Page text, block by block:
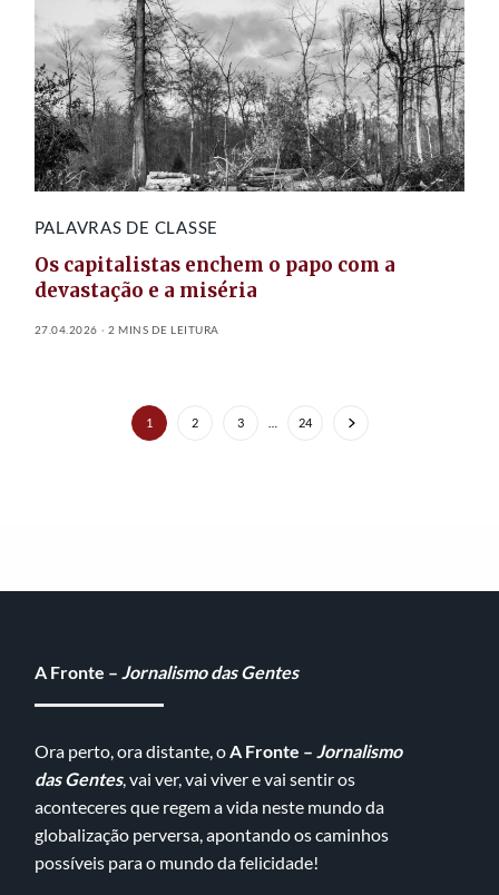
PALAVRAS DE CLASSE
Os capitalistas enchem o papo com a
devastação e a miséria
27.04.2026 2 MINS DE LEITURA
1 2 3 24
A Fronte – Jornalismo das Gentes
Ora perto, ora distante, oA Fronte – Jornalismo
das Gentes, vai ver, vai viver e vai sentir os
aconteceres que regem a vida neste mundo da
globalização perversa, apontando os caminhos
possíveis para o mundo da felicidade!